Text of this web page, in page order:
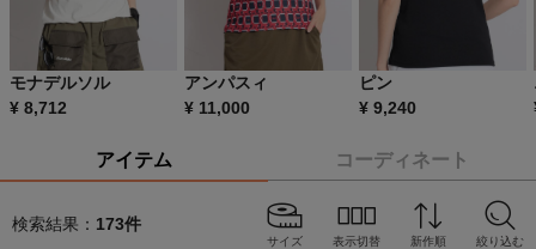
モナデルソル
¥ 8,712
アンパスィ
¥ 11,000
ピン
¥ 9,240
アイテム コーディネート
検索結果： 173件
サイズ 表示切替 新作順 絞り込む